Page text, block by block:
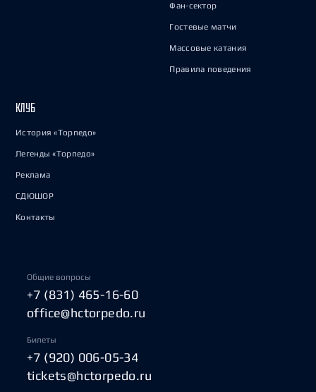
Фан-сектор
Гостевые матчи
Массовые катания
Правила поведения
КЛУБ
История «Торпедо»
Легенды «Торпедо»
Реклама
СДЮШОР
Контакты
Общие вопросы
+7 (831) 465-16-60
office@hctorpedo.ru
Билеты
+7 (920) 006-05-34
tickets@hctorpedo.ru